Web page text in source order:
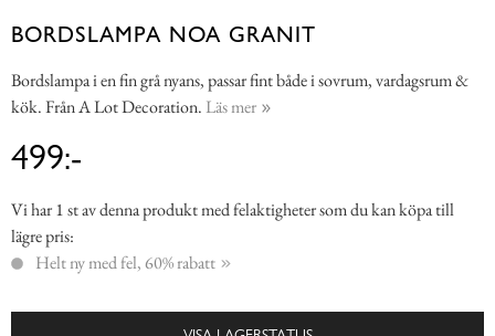
BORDSLAMPA NOA GRANIT
Bordslampa i en fin grå nyans, passar fint både i sovrum, vardagsrum &
kök. Från A Lot Decoration. Läs mer
499:-
Vi har 1 st av denna produkt med felaktigheter som du kan köpa till
lägre pris:
Helt ny med fel, 60% rabatt